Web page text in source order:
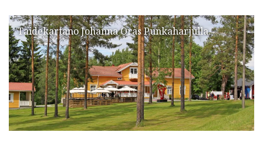
Taidekartano Johanna Oras Punkaharjulla.